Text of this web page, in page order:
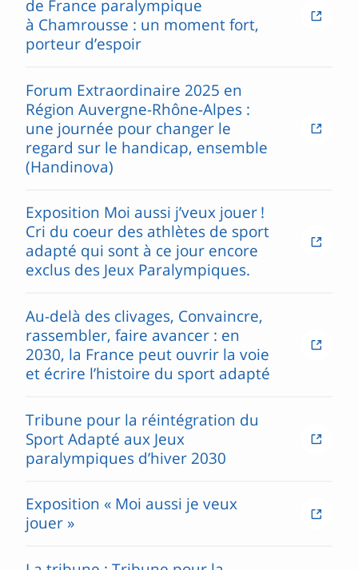
de France paralympique
à Chamrousse : un moment fort,
porteur d’espoir
Forum Extraordinaire 2025 en
Région Auvergne-Rhône-Alpes :
une journée pour changer le
regard sur le handicap, ensemble
(Handinova)
Exposition Moi aussi j’veux jouer !
Cri du coeur des athlètes de sport
adapté qui sont à ce jour encore
exclus des Jeux Paralympiques.
Au-delà des clivages, Convaincre,
rassembler, faire avancer : en
2030, la France peut ouvrir la voie
et écrire l’histoire du sport adapté
Tribune pour la réintégration du
Sport Adapté aux Jeux
paralympiques d’hiver 2030
Exposition « Moi aussi je veux
jouer »